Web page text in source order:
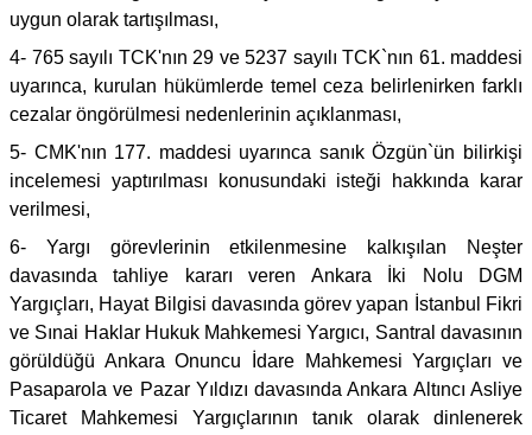
uygun olarak tartışılması,
4- 765 sayılı TCK'nın 29 ve 5237 sayılı TCK`nın 61. maddesi
uyarınca, kurulan hükümlerde temel ceza belirlenirken farklı
cezalar öngörülmesi nedenlerinin açıklanması,
5- CMK'nın 177. maddesi uyarınca sanık Özgün`ün bilirkişi
incelemesi yaptırılması konusundaki isteği hakkında karar
verilmesi,
6- Yargı görevlerinin etkilenmesine kalkışılan Neşter
davasında tahliye kararı veren Ankara İki Nolu DGM
Yargıçları, Hayat Bilgisi davasında görev yapan İstanbul Fikri
ve Sınai Haklar Hukuk Mahkemesi Yargıcı, Santral davasının
görüldüğü Ankara Onuncu İdare Mahkemesi Yargıçları ve
Pasaparola ve Pazar Yıldızı davasında Ankara Altıncı Asliye
Ticaret Mahkemesi Yargıçlarının tanık olarak dinlenerek